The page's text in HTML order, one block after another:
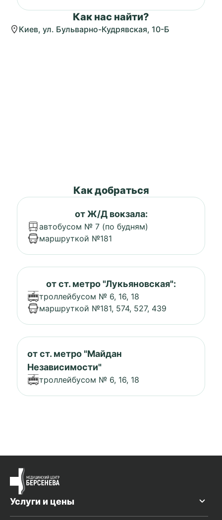
Как нас найти?
Киев, ул. Бульварно-Кудрявская, 10-Б
Как добраться
от Ж/Д вокзала:
автобусом № 7 (по будням)
маршруткой №181
от ст. метро "Лукьяновская":
троллейбусом № 6, 16, 18
маршруткой №181, 574, 527, 439
от ст. метро "Майдан
Независимости"
троллейбусом № 6, 16, 18
Услуги и цены